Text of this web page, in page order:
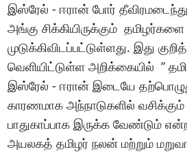
இஸ்ரேல் - ஈரான் போர்
அங்கு சிக்கியிருக்கும்
முடுக்கிவிடப்பட்டுள்ளது. இது
வெளியிட்டுள்ள அறிக்கையில் ”
இஸ்ரேல் - ஈரான் இடையே
காரணமாக அந்நாடுகளில்
பாதுகாப்பாக இருக்க வேண்டும்
அயலகத் தமிழர் நலன் மற்றும்